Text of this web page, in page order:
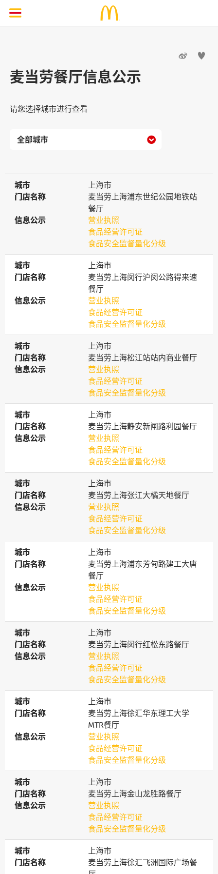
 
麦当劳餐厅信息公示
请您选择城市进行查看

城市
城市
上海市
门店名称
门店名称
麦当劳上海浦东世纪公园地铁站
餐厅
信息公示
信息公示
营业执照
食品经营许可证
食品安全监督量化分级
城市
城市
上海市
门店名称
门店名称
麦当劳上海闵行沪闵公路得来速
餐厅
信息公示
信息公示
营业执照
食品经营许可证
食品安全监督量化分级
城市
城市
上海市
门店名称
门店名称
麦当劳上海松江站站内商业餐厅
信息公示
信息公示
营业执照
食品经营许可证
食品安全监督量化分级
城市
城市
上海市
门店名称
门店名称
麦当劳上海静安新闸路利园餐厅
信息公示
信息公示
营业执照
食品经营许可证
食品安全监督量化分级
城市
城市
上海市
门店名称
门店名称
麦当劳上海张江大橘天地餐厅
信息公示
信息公示
营业执照
食品经营许可证
食品安全监督量化分级
城市
城市
上海市
门店名称
门店名称
麦当劳上海浦东芳甸路建工大唐
餐厅
信息公示
信息公示
营业执照
食品经营许可证
食品安全监督量化分级
城市
城市
上海市
门店名称
门店名称
麦当劳上海闵行红松东路餐厅
信息公示
信息公示
营业执照
食品经营许可证
食品安全监督量化分级
城市
城市
上海市
门店名称
门店名称
麦当劳上海徐汇华东理工大学
MTR餐厅
信息公示
信息公示
营业执照
食品经营许可证
食品安全监督量化分级
城市
城市
上海市
门店名称
门店名称
麦当劳上海金山龙胜路餐厅
信息公示
信息公示
营业执照
食品经营许可证
食品安全监督量化分级
城市
城市
上海市
门店名称
门店名称
麦当劳上海徐汇飞洲国际广场餐